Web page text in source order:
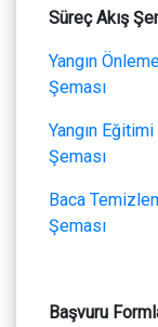
Süreç Akış
Yangın
Şeması
Yangın
Şeması
Baca
Şeması
Başvuru